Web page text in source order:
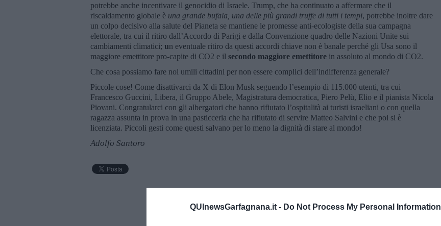
QUInewsGarfagnana.it - Do Not Process My Personal Information
potrebbe anche incentivare il genocidio di Israele. Trump, che ha continuato a affermare che il
riscaldamento globale è una grande bufala, una delle più grandi truffe di tutti i tempi, potrebbe inoltre dare
un colpo decisivo alla salute del Pianeta se mantiene le promesse anti-ecologiste della sua campagna
elettorale, tra cui il ritiro dall’Accordo di Parigi e dalla Convenzione quadro delle Nazioni Unite sui
cambiamenti climatici; un eventuale ritiro da questi accordi chiave non è banale perché gli Usa sono il
maggiore emettitore pro-capite di CO2 e il secondo maggiore emettitore in assoluto al mondo di CO2.
Che cosa possiamo fare noi umili cittadini per non essere complici dell’indifferenza generale?
Piccole cose! Come disattivarci da X di Elon Musk seguendo l’esempio di 115.000 utenti, tra cui
Francesco Guccini, Libera, il Gruppo Abele, Magistratura democratica, Piero Pelù, Elio e il pianista Nicola
Piovani. Congratularci con gli albergatori che hanno rifiutato l’ospitalità ai turisti israeliani o con quella
ragazza assunta in prova in una pasticceria che ha rifiutato di servire Matteo Salvini e che poi si è
licenziata. Piccoli gesti come questi salvano per lo meno la dignità di stare al mondo!
Adolfo Santoro